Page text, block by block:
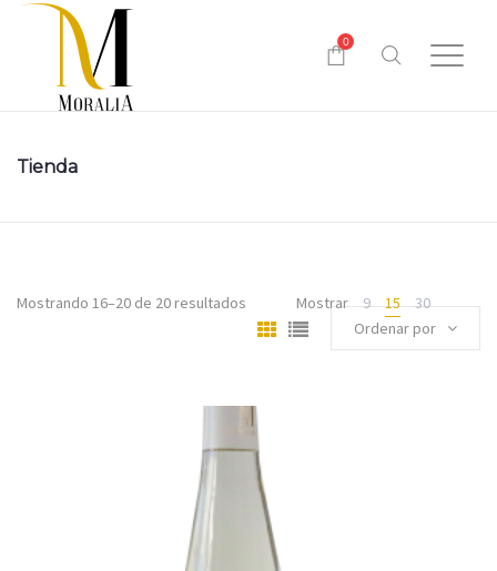
0
Tienda
Mostrando 16–20 de 20 resultados Mostrar 9 15
30
Ordenar por